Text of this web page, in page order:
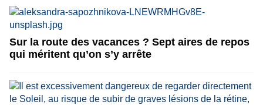
Sur la route des vacances ? Sept aires de repos
qui méritent qu’on s’y arrête